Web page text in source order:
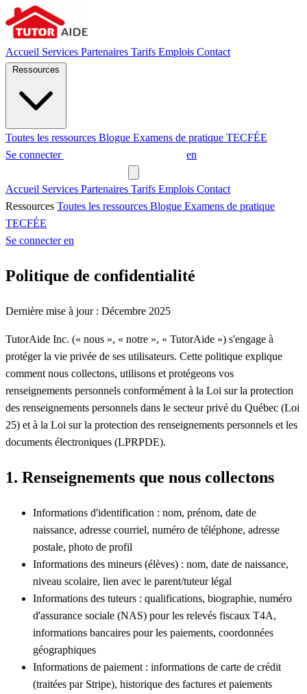
Accueil Services Partenaires Tarifs Emplois Contact
Toutes les ressources Blogue Examens de pratique TECFÉE
Se connecter
en
Accueil Services Partenaires Tarifs Emplois Contact
Ressources Toutes les ressources Blogue Examens de pratique
TECFÉE
Se connecteren
Politique de confidentialité
Dernière mise à jour : Décembre 2025
TutorAide Inc. (« nous », « notre », « TutorAide ») s'engage à
protéger la vie privée de ses utilisateurs. Cette politique explique
comment nous collectons, utilisons et protégeons vos
renseignements personnels conformément à la Loi sur la protection
des renseignements personnels dans le secteur privé du Québec (Loi
25) et à la Loi sur la protection des renseignements personnels et les
documents électroniques (LPRPDE).
1. Renseignements que nous collectons
Informations d'identification : nom, prénom, date de
naissance, adresse courriel, numéro de téléphone, adresse
postale, photo de profil
Informations des mineurs (élèves) : nom, date de naissance,
niveau scolaire, lien avec le parent/tuteur légal
Informations des tuteurs : qualifications, biographie, numéro
d'assurance sociale (NAS) pour les relevés fiscaux T4A,
informations bancaires pour les paiements, coordonnées
géographiques
Informations de paiement : informations de carte de crédit
(traitées par Stripe), historique des factures et paiements